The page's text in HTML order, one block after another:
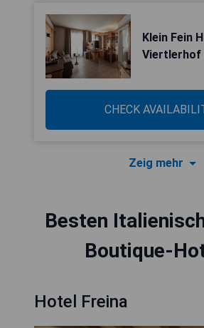
Klein Fein
Viertlerhof
CHECK
Zeig mehr
Besten
Boutique-
Hotel Freina